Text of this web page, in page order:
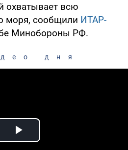
охватывает всю
моря, сообщили ИТАР-
Минобороны РФ.
дня
Play Video